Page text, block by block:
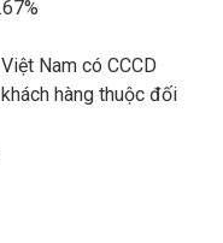
Nam có CCCD
hàng thuộc đối